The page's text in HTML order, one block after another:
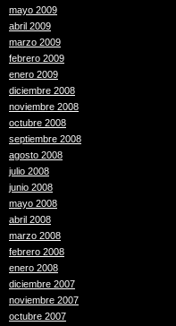
mayo 2009
abril 2009
marzo 2009
febrero 2009
enero 2009
diciembre 2008
noviembre 2008
octubre 2008
septiembre 2008
agosto 2008
julio 2008
junio 2008
mayo 2008
abril 2008
marzo 2008
febrero 2008
enero 2008
diciembre 2007
noviembre 2007
octubre 2007